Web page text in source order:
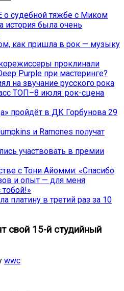
о судебной тяжбе с Миком
история была очень
как пришла в рок — музыку
проклинали
Purple при мастеринге?
на звучание русского рока
ТОП–8 июля: рок-сцена
пройдёт в ДК Горбунова 29
и Ramones получат
участвовать в премии
с Тони Айомми: «Спасибо
и опыт — для меня
тобой!»
платину в третий раз за 10
свой 15-й студийный
wwc